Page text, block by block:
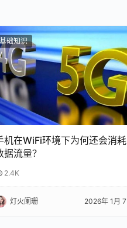
基础知识
机在WiFi环境下为何还会消耗
据流量？
2.4K
灯火阑珊 2026年 1月